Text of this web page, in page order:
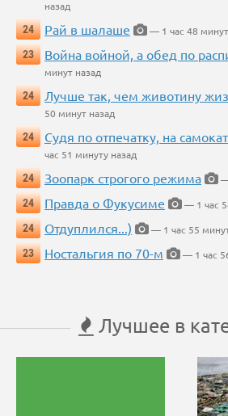
назад
24
Рай в шалаше
— 1 час 48
23
Война войной, а обед по
минут назад
24
Лучше так, чем животину
50 минут назад
24
Судя по отпечатку, на
час 51 минуту назад
24
Зоопарк строгого режима
24
Правда о Фукусиме
— 1 час
24
Отдуплился...)
— 1 час 55
23
Ностальгия по 70-м — 1 час
Лучшее в